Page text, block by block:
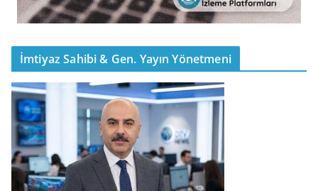
İmtiyaz Sahibi & Gen. Yayın Yönetmeni